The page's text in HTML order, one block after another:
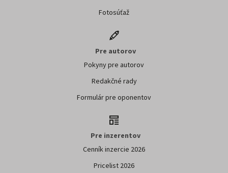
E-shop
Akcie
Fotosúťaž
Pokyny pre autorov
Redakčné rady
Formulár pre oponentov